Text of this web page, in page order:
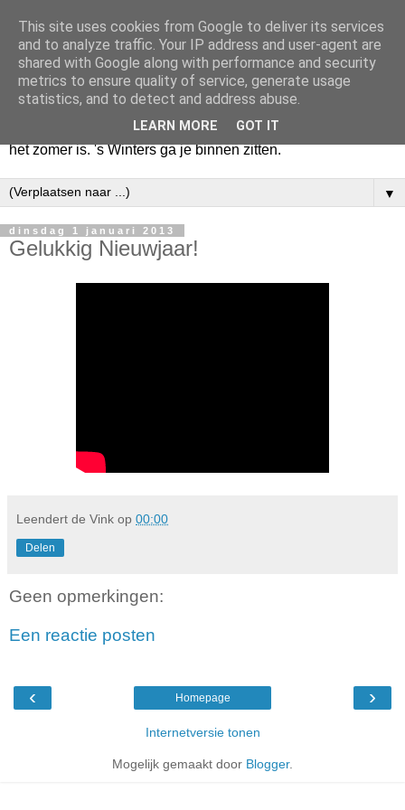
Huize Zeezicht
Als het lente is, lees ik een krant op een terras en drink een
latte uit een glas. Of om het even een boek met een
cappuccino of een dubbele espresso. Maar dat kan ook als
het zomer is. 's Winters ga je binnen zitten.
▼
dinsdag 1 januari 2013
Gelukkig Nieuwjaar!
Leendert de Vink op 00:00
Delen
Geen opmerkingen:
Een reactie posten
‹ ›
Homepage
Internetversie tonen
Mogelijk gemaakt door Blogger.
This site uses cookies from Google to deliver its services
and to analyze traffic. Your IP address and user-agent are
shared with Google along with performance and security
metrics to ensure quality of service, generate usage
statistics, and to detect and address abuse.
LEARN MORE GOT IT